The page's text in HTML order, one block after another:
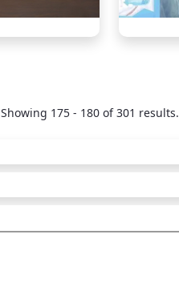
Showing 175 - 180 of 301 results.